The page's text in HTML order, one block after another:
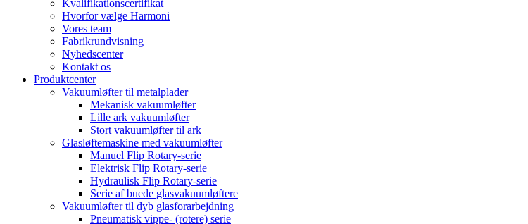
Kvalifikationscertifikat
Hvorfor vælge Harmoni
Vores team
Fabrikrundvisning
Nyhedscenter
Kontakt os
Produktcenter
Vakuumløfter til metalplader
Mekanisk vakuumløfter
Lille ark vakuumløfter
Stort vakuumløfter til ark
Glasløftemaskine med vakuumløfter
Manuel Flip Rotary-serie
Elektrisk Flip Rotary-serie
Hydraulisk Flip Rotary-serie
Serie af buede glasvakuumløftere
Vakuumløfter til dyb glasforarbejdning
Pneumatisk vippe- (rotere) serie